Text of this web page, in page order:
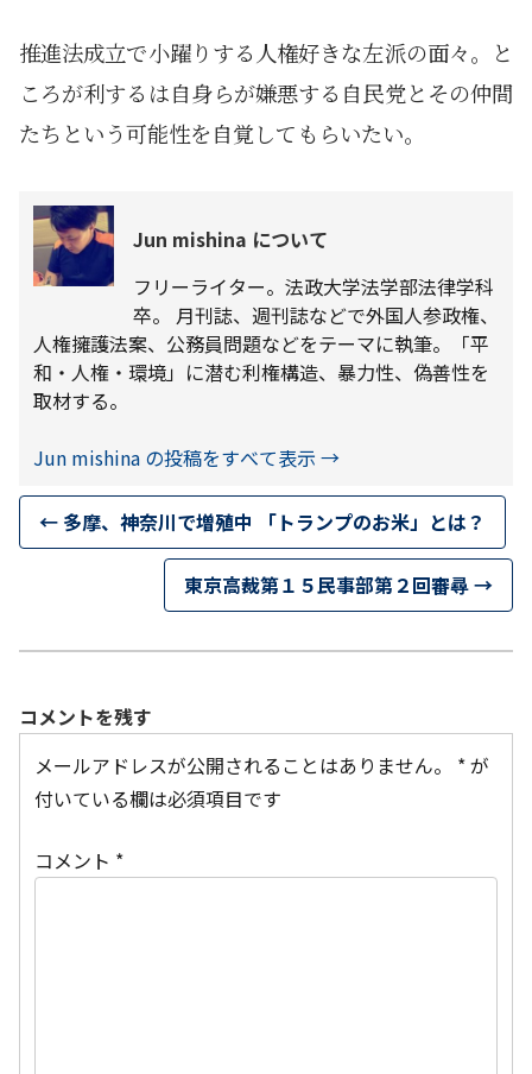
推進法成立で小躍りする人権好きな左派の面々。と
ころが利するは自身らが嫌悪する自民党とその仲間
たちという可能性を自覚してもらいたい。
Jun mishina について
フリーライター。法政大学法学部法律学科
卒。 月刊誌、週刊誌などで外国人参政権、
人権擁護法案、公務員問題などをテーマに執筆。「平
和・人権・環境」に潜む利権構造、暴力性、偽善性を
取材する。
Jun mishina の投稿をすべて表示 →
← 多摩、神奈川で増殖中 「トランプのお米」とは？
東京高裁第１５民事部第２回審尋→
コメントを残す
メールアドレスが公開されることはありません。
*が
付いている欄は必須項目です
コメント *